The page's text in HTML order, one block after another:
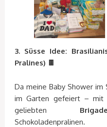
3. Süsse Idee:
Pralines) 🍫
Da meine Baby Shower
im Garten gefeiert – mit
geliebten
Schokoladenpralinen.